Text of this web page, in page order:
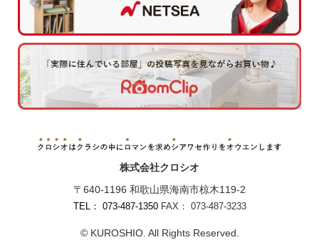
株式会社クロシオ
〒640-1196 和歌山県海南市椋木119-2
TEL： 073-487-1350FAX： 073-487-3233
© KUROSHIO. All Rights Reserved.